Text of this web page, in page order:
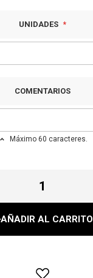
UNIDADES
COMENTARIOS
Máximo 60 caracteres.
AÑADIR AL CARRITO